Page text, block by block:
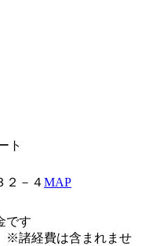
ト
２－４MAP
です
※諸経費は含まれませ